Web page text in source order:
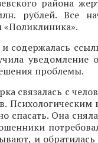
района
рублей. Все
«Поликлиника».
содержалась
уведомление
проблемы.
связалась с
Психологическим
Она сняла
и